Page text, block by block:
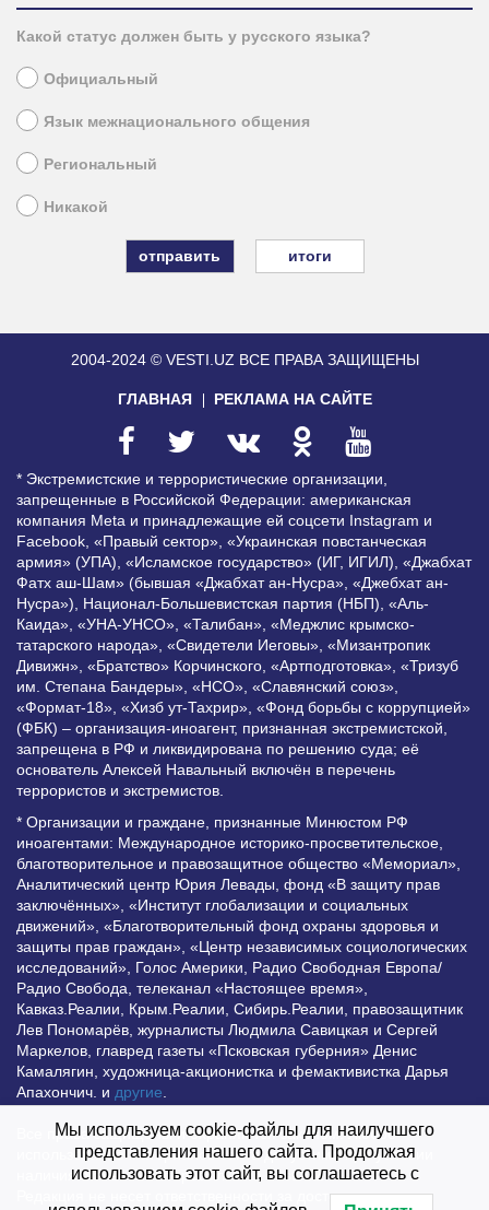
Какой статус должен быть у русского языка?
Официальный
Язык межнационального общения
Региональный
Никакой
итоги
2004-2024 © VESTI.UZ ВСЕ ПРАВА ЗАЩИЩЕНЫ
ГЛАВНАЯ РЕКЛАМА НА САЙТЕ
* Экстремистские и террористические организации,
запрещенные в Российской Федерации: американская
компания Meta и принадлежащие ей соцсети Instagram и
Facebook, «Правый сектор», «Украинская повстанческая
армия» (УПА), «Исламское государство» (ИГ, ИГИЛ), «Джабхат
Фатх аш-Шам» (бывшая «Джабхат ан-Нусра», «Джебхат ан-
Нусра»), Национал-Большевистская партия (НБП), «Аль-
Каида», «УНА-УНСО», «Талибан», «Меджлис крымско-
татарского народа», «Свидетели Иеговы», «Мизантропик
Дивижн», «Братство» Корчинского, «Артподготовка», «Тризуб
им. Степана Бандеры», «НСО», «Славянский союз»,
«Формат-18», «Хизб ут-Тахрир», «Фонд борьбы с коррупцией»
(ФБК) – организация-иноагент, признанная экстремистской,
запрещена в РФ и ликвидирована по решению суда; её
основатель Алексей Навальный включён в перечень
террористов и экстремистов.
* Организации и граждане, признанные Минюстом РФ
иноагентами: Международное историко-просветительское,
благотворительное и правозащитное общество «Мемориал»,
Аналитический центр Юрия Левады, фонд «В защиту прав
заключённых», «Институт глобализации и социальных
движений», «Благотворительный фонд охраны здоровья и
защиты прав граждан», «Центр независимых социологических
исследований», Голос Америки, Радио Свободная Европа/
Радио Свобода, телеканал «Настоящее время»,
Кавказ.Реалии, Крым.Реалии, Сибирь.Реалии, правозащитник
Лев Пономарёв, журналисты Людмила Савицкая и Сергей
Маркелов, главред газеты «Псковская губерния» Денис
Камалягин, художница-акционистка и фемактивистка Дарья
Апахончич. и другие
Все права защищены и охраняются законом. Любое
использование материалов сайта допустимо при условии
наличия активной гиперссылки на Vesti.UZ.
Редакция не несет ответственности за достоверность
Мы используем cookie-файлы для наилучшего
представления нашего сайта. Продолжая
использовать этот сайт, вы соглашаетесь с